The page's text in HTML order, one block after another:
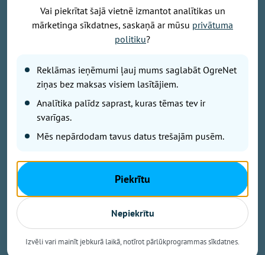
Raksts balstīts uz kāda Ukrainas kristieša liecību, kas
publicēta pēc Krievijas gaisa bumbas trieciena
pilsētas centrā. Pirms dažām nedēļām Krievijas
vadāmā gaisa bumba (KAB) iznīcināja dzīvojamo
māju kādas Ukrainas pilsētas centrā. Gaišā dienas
laikā. Trieciena rezultātā gāja bojā bērni. Viņu
rotaļlietas joprojām guļ zem koka pie drupām kā
klusa, bet neizturama liecība par to, kas šeit notika.
Šo skatu aprakstījis Jurijs Jurčuks (Yuriy Yurchyk),
kura liecība kļuvusi par plašāku pārdomu iemeslu -
par Dievu, ciešanām un atbildību.
Pie traģiskā notikuma ieraksta Facebook,
Vai piekrītat šajā vietnē izmantot analītikas un
mārketinga sīkdatnes, saskaņā ar mūsu privātuma
politiku?
Reklāmas ieņēmumi ļauj mums saglabāt OgreNet
ziņas bez maksas visiem lasītājiem.
Analītika palīdz saprast, kuras tēmas tev ir
svarīgas.
Mēs nepārdodam tavus datus trešajām pusēm.
Piekrītu
Nepiekrītu
Izvēli vari mainīt jebkurā laikā, notīrot pārlūkprogrammas sīkdatnes.